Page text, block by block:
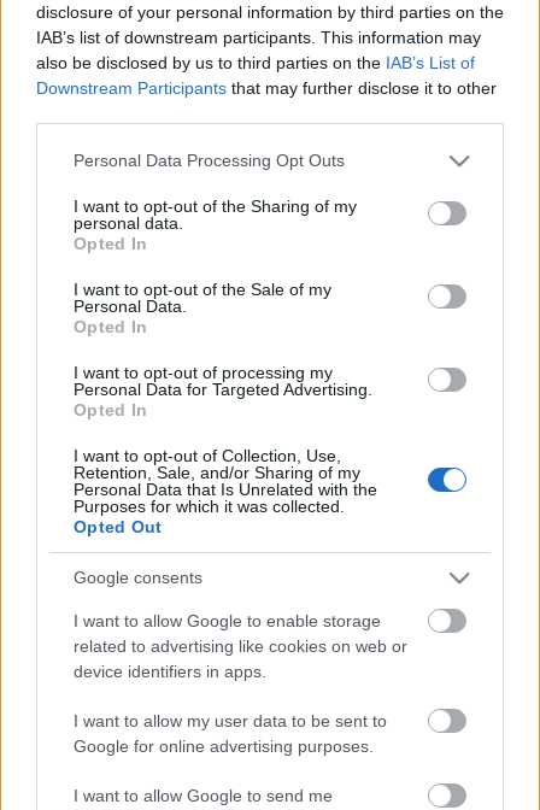
disclosure of your personal information by third parties on the
IAB’s list of downstream participants. This information may
also be disclosed by us to third parties on the IAB’s List of
Downstream Participants that may further disclose it to other
Please note that this website/app uses one or more Google
not limited to your visit or usage behaviour. You may click to
grant or deny consent to Google and its third-party tags to
use your data for below specified purposes in below Google
consent section.
Personal Data Processing Opt Outs
I want to opt-out of the Sharing of my
personal data.
Opted In
I want to opt-out of the Sale of my
Personal Data.
Opted In
I want to opt-out of processing my
Personal Data for Targeted Advertising.
Opted In
I want to opt-out of Collection, Use,
Retention, Sale, and/or Sharing of my
Personal Data that Is Unrelated with the
Purposes for which it was collected.
Opted Out
Google consents
I want to allow Google to enable storage
related to advertising like cookies on web or
device identifiers in apps.
I want to allow my user data to be sent to
Google for online advertising purposes.
I want to allow Google to send me
Tompa Andrea (remek interjú itt) Omerta
Hallgatások könyve című nagyregényével már
szemeztem korábban is, de amikor legutóbb
regény Romániában játszódik az 1950-es években,
négy szereplő kap benne…
zavaros családfa virágos hajtással
Zendrajinx•2018. szeptember 14.
Megkövetem Szabó Magdát. Újraolvastam a
Régimódi történetet és már értem. Amikor először
olvastam, talán még kicsit éretlen voltam hozzá, túl
Most már jobban átláttam, hogy ki kivel van, annak
ellenére, hogy azért most is idegesítettek kellően az…
napló: edzőtermi típusok
Kifogyhatatlan téma a "miféle alakok járnak ide".
Egyrészt én mit keresek ott, ugye, de hát ez a
kisebbik baj, ha nincs futás, jöhet a gyurma, nem
szégyen az. Igen, én vagyok az a típus, akin
hogy kerül ide, azt se tudja, hol kell állítani a